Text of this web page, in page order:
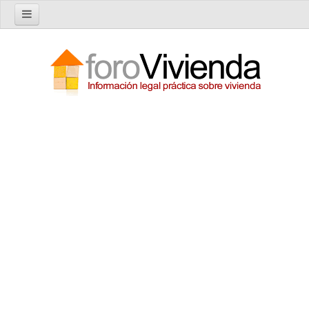
Nuevo tema